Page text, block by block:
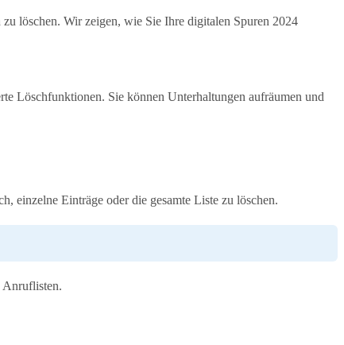
löschen. Wir zeigen, wie Sie Ihre digitalen Spuren 2024
Löschfunktionen. Sie können Unterhaltungen aufräumen und
einzelne Einträge oder die gesamte Liste zu löschen.
Anruflisten.